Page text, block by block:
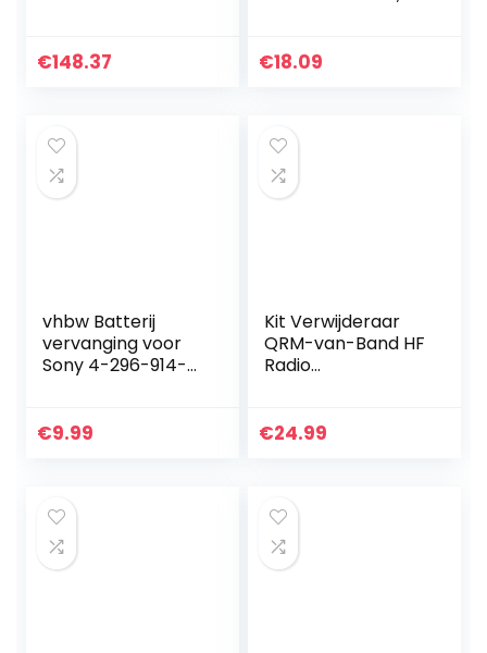
€148.37
Tone Board
€18.09
vhbw Batterij
vervanging voor
Sony 4-296-914-
hoofdtelefoon
€9.99
Kit Verwijderaar
QRM-van-Band HF
Radio
van 1-30 MHz
€24.99